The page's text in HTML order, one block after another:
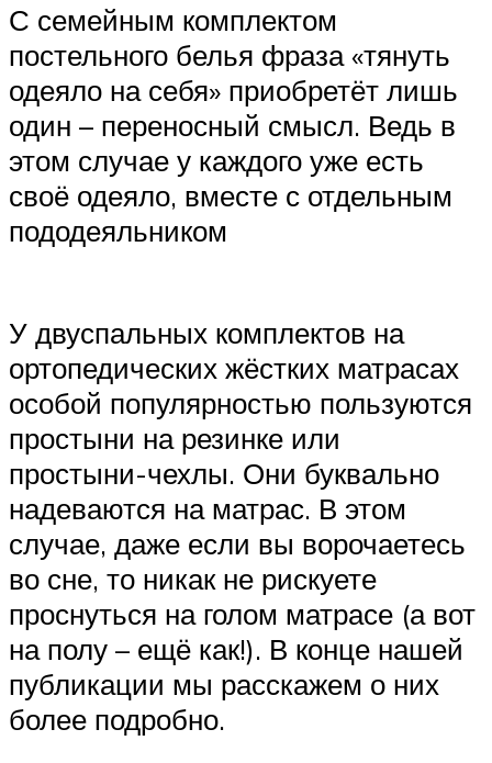
С семейным комплектом
постельного белья фраза «тянуть
одеяло на себя» приобретёт лишь
один – переносный смысл. Ведь в
этом случае у каждого уже есть
своё одеяло, вместе с отдельным
пододеяльником
У двуспальных комплектов на
ортопедических жёстких матрасах
особой популярностью пользуются
простыни на резинке или
простыни-чехлы. Они буквально
надеваются на матрас. В этом
случае, даже если вы ворочаетесь
во сне, то никак не рискуете
проснуться на голом матрасе (а вот
на полу – ещё как!). В конце нашей
публикации мы расскажем о них
более подробно.